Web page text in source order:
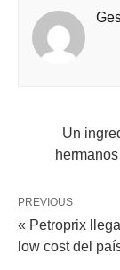
Un
PREVIOUS
« Petroprix
low cost del